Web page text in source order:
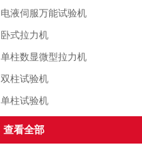
电液伺服万能试验机
卧式拉力机
单柱数显微型拉力机
双柱试验机
单柱试验机
查看全部